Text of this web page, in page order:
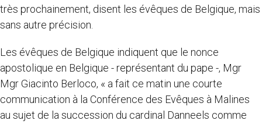
très prochainement, disent les évêques de Belgique, mais
sans autre précision.
Les évêques de Belgique indiquent que le nonce
apostolique en Belgique - représentant du pape -, Mgr
Mgr Giacinto Berloco, « a fait ce matin une courte
communication à la Conférence des Evêques à Malines
au sujet de la succession du cardinal Danneels comme